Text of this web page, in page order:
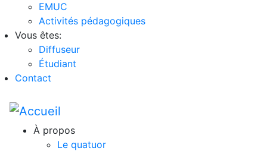
EMUC
Activités pédagogiques
Vous êtes:
Diffuseur
Étudiant
Contact
À propos
Le quatuor